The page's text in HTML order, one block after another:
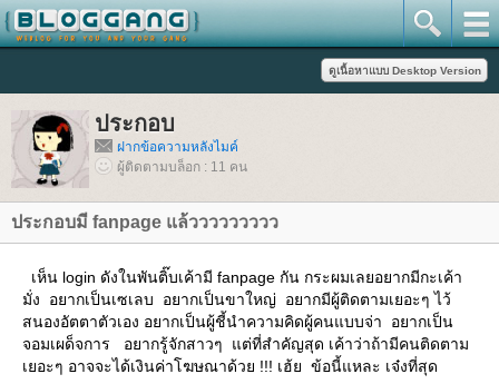
ประกอบ
ฝากข้อความหลังไมค์
ผู้ติดตามบล็อก : 11 คน
ประกอบมี fanpage แล้ววววววววว
เห็น login ดังในพันติ๊บเค้ามี fanpage กัน กระผมเลยอยากมีกะเค้า
มั่ง อยากเป็นเซเลบ อยากเป็นขาใหญ่ อยากมีผู้ติดตามเยอะๆ ไว้
สนองอัตตาตัวเอง อยากเป็นผู้ชี้นำความคิดผู้คนแบบจ่า อยากเป็น
จอมเผด็จการ อยากรู้จักสาวๆ แต่ที่สำคัญสุด เค้าว่าถ้ามีคนติดตาม
เยอะๆ อาจจะได้เงินค่าโฆษณาด้วย !!! เฮ้ย ข้อนี้แหละ เจ๋งที่สุด